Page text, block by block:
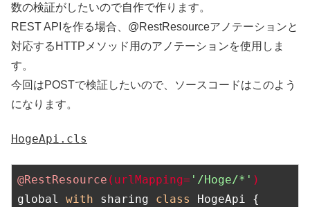
数の検証がしたいので自作で作ります。
REST APIを作る場合、@RestResourceアノテーションと
対応するHTTPメソッド用のアノテーションを使用しま
す。
今回はPOSTで検証したいので、ソースコードはこのよう
になります。
HogeApi.cls
@RestResource (urlMapping= '/Hoge/*' )
global with sharing class
HogeApi {